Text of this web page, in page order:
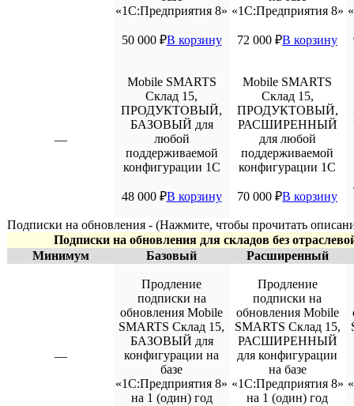
«1С:Предприятия 8»
50 000 ₽В корзину
«1С:Предприятия 8»
72 000 ₽В корзину
—
Mobile SMARTS
Склад 15,
ПРОДУКТОВЫЙ,
БАЗОВЫЙ для
любой
поддерживаемой
конфигурации 1С
48 000 ₽В корзину
Mobile SMARTS
Склад 15,
ПРОДУКТОВЫЙ,
РАСШИРЕННЫЙ
для любой
поддерживаемой
конфигурации 1С
70 000 ₽В корзину
Подписки на обновления - (Нажмите, чтобы прочитать
Подписки на обновления для складов без
Минимум
Базовый Расширенный
—
Продление
подписки на
обновления Mobile
SMARTS Склад 15,
БАЗОВЫЙ для
конфигурации на
базе
«1С:Предприятия 8»
на 1 (один) год
Продление
подписки на
обновления Mobile
SMARTS Склад 15,
РАСШИРЕННЫЙ
для конфигурации
на базе
«1С:Предприятия 8»
на 1 (один) год